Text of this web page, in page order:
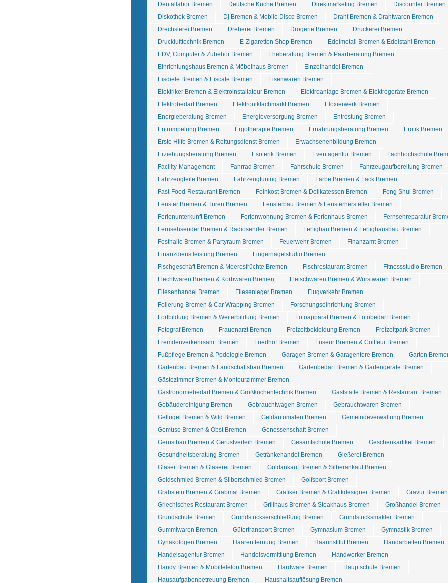
Dentallabor Bremen
Deutsche Küche Bremen Direktmarketing Bremen
Discounter Bremen
Diskothek Bremen
Dj Bremen & Mobile Disco Bremen
Draht Bremen & Drahtwaren Bremen
Drechslerei Bremen
Dreherei Bremen Drogerie Bremen
Druckerei Bremen
Drucklufttechnik Bremen
E-Zigaretten Shop Bremen
Edelmetall Bremen & Edelstahl Bremen
EDV, Computer & Zubehör Bremen
Eheberatung Bremen & Paarberatung Bremen
Einrichtungshaus Bremen & Möbelhaus Bremen
Einzelhandel Bremen
Eisdiele Bremen & Eiscafe Bremen
Eisenwaren Bremen
Elektriker Bremen & Elektroinstallateur Bremen
Elektroanlage Bremen & Elektrogeräte Bremen
Elektrobedarf Bremen
Elektronikfachmarkt Bremen
Eloxierwerk Bremen
Energieberatung Bremen
Energieversorgung Bremen
Entrostung Bremen
Entrümpelung Bremen
Ergotherapie Bremen Ernährungsberatung Bremen
Erotik Bremen
Erste Hilfe Bremen & Rettungsdienst Bremen
Erwachsenenbildung Bremen
Erziehungsberatung Bremen
Esoterik Bremen Eventagentur Bremen
Fachhochschule
Facility-Management
Fahrrad Bremen Fahrschule Bremen
Fahrzeugaufbereitung Bremen
Fahrzeugteile Bremen
Fahrzeugtuning Bremen
Farbe Bremen & Lack Bremen
Fast-Food-Restaurant Bremen
Feinkost Bremen & Delikatessen Bremen
Feng Shui Bremen
Fenster Bremen & Türen Bremen
Fensterbau Bremen & Fensterhersteller Bremen
Ferienunterkunft Bremen
Ferienwohnung Bremen & Ferienhaus Bremen
Fernsehreparatur
Fernsehsender Bremen & Radiosender Bremen
Fertigbau Bremen & Fertighausbau Bremen
Festhalle Bremen & Partyraum Bremen
Feuerwehr Bremen
Finanzamt Bremen
Finanzdienstleistung Bremen
Fingernagelstudio Bremen
Fischgeschäft Bremen & Meeresfrüchte Bremen
Fischrestaurant Bremen
Fitnessstudio Bremen
Flechtwaren Bremen & Korbwaren Bremen
Fleischwaren Bremen & Wurstwaren Bremen
Fliesenhandel Bremen
Fliesenleger Bremen
Flugverkehr Bremen
Folierung Bremen & Car Wrapping Bremen
Forschungseinrichtung Bremen
Fortbildung Bremen & Weiterbildung Bremen
Fotoapparat Bremen & Fotobedarf Bremen
Fotograf Bremen
Frauenarzt Bremen Freizeitbekleidung Bremen
Freizeitpark Bremen
Fremdenverkehrsamt Bremen
Friedhof Bremen
Friseur Bremen & Coiffeur Bremen
Fußpflege Bremen & Podologie Bremen
Garagen Bremen & Garagentore Bremen
Garten
Gartenbau Bremen & Landschaftsbau Bremen
Gartenbedarf Bremen & Gartengeräte Bremen
Gästezimmer Bremen & Monteurzimmer Bremen
Gastronomiebedarf Bremen & Großküchentechnik Bremen
Gaststätte Bremen & Restaurant Bremen
Gebäudereinigung Bremen
Gebrauchtwagen Bremen
Gebrauchtwaren Bremen
Geflügel Bremen & Wild Bremen
Geldautomaten Bremen
Gemeindeverwaltung Bremen
Gemüse Bremen & Obst Bremen
Genossenschaft Bremen
Gerüstbau Bremen & Gerüstverleih Bremen
Gesamtschule Bremen
Geschenkartikel Bremen
Gesundheitsberatung Bremen
Getränkehandel Bremen
Gießerei Bremen
Glaser Bremen & Glaserei Bremen
Goldankauf Bremen & Silberankauf Bremen
Goldschmied Bremen & Silberschmied Bremen
Golfsport Bremen
Grabstein Bremen & Grabmal Bremen
Grafiker Bremen & Grafikdesigner Bremen
Gravur Bremen
Griechisches Restaurant Bremen
Grillhaus Bremen & Steakhaus Bremen
Großhandel Bremen
Grundschule Bremen
Grundstückserschließung Bremen
Grundstücksmakler Bremen
Gummiwaren Bremen
Gütertransport Bremen Gymnasium Bremen
Gymnastik Bremen
Gynäkologen Bremen
Haarentfernung Bremen Haarinstitut Bremen
Handarbeiten Bremen
Handelsagentur Bremen
Handelsvermittlung Bremen
Handwerker Bremen
Handy Bremen & Mobiltelefon Bremen
Hardware Bremen
Hauptschule Bremen
Hausaufgabenbetreuung Bremen
Haushaltsauflösung Bremen